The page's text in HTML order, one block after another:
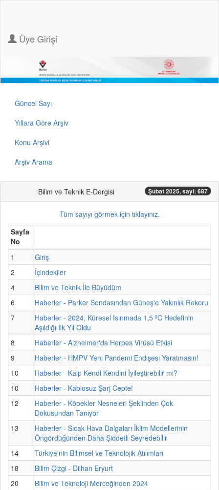
Üye Girişi
Güncel Sayı
Yıllara Göre Arşiv
Konu Arşivi
Arşiv Arama
Bilim ve Teknik E-Dergisi Şubat 2025, sayi: 687
Tüm sayıyı görmek için tıklayınız.
Sayfa
No
1
Giriş
2
İçindekiler
4
Bilim ve Teknik İle Büyüdüm
6
Haberler - Parker Sondasından Güneş'e Yakınlık Rekoru
7
Haberler - 2024, Küresel Isınmada 1,5 ºC Hedefinin
Aşıldığı İlk Yıl Oldu
8
Haberler - Alzheimer'da Herpes Virüsü Etkisi
9
Haberler - HMPV Yeni Pandemi Endişesi Yaratmasın!
10
Haberler - Kalp Kendi Kendini İyileştirebilir mi?
10
Haberler - Kablosuz Şarj Cepte!
12
Haberler - Köpekler Nesneleri Şeklinden Çok
Dokusundan Tanıyor
13
Haberler - Sıcak Hava Dalgaları İklim Modellerinin
Öngördüğünden Daha Şiddetli Seyredebilir
14
Türkiye'nin Bilimsel ve Teknolojik Atılımları
18
Bilim Çizgi - Dilhan Eryurt
20
Bilim ve Teknoloji Merceğinden 2024